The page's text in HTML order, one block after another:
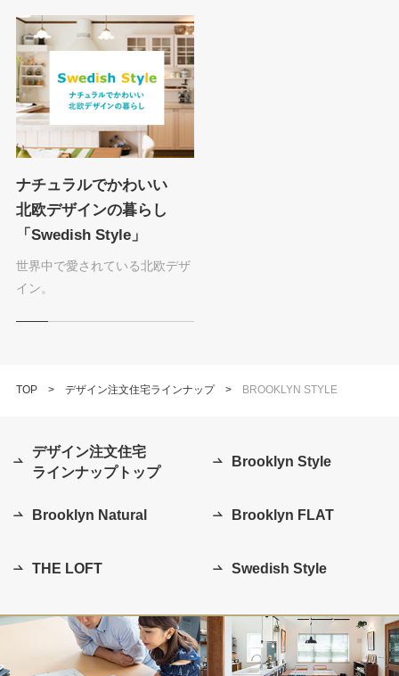
ナチュラルでかわいい
北欧デザインの暮らし
「Swedish Style」
世界中で愛されている北欧デザ
イン。
TOP デザイン注文住宅ラインナップ BROOKLYN STYLE
デザイン注文住宅
ラインナップトップ
Brooklyn Style
Brooklyn Natural Brooklyn FLAT
THE LOFT Swedish Style